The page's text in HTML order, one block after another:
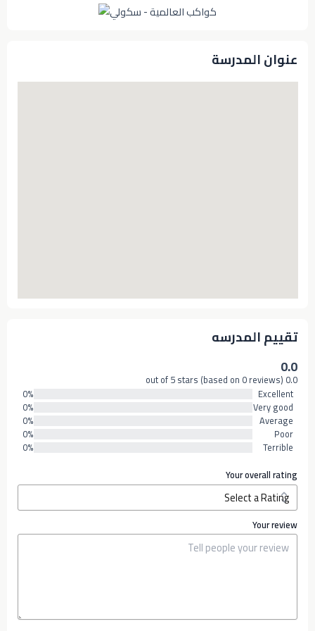
عنوان المدرسة
تقييم المدرسه
0.0
0.0 out of 5 stars (based on 0 reviews)
Excellent
0%
Very good
0%
Average
0%
Poor
0%
Terrible
0%
Your overall rating
Your review